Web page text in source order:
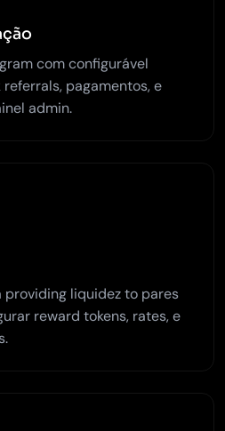
com configurável
pagamentos, e
admin.
providing liquidez to pares
reward tokens, rates, e